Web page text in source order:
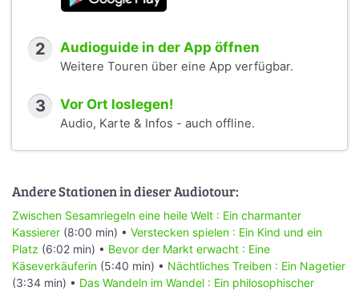
2 Audioguide in der App öffnen
Weitere Touren über eine App verfügbar.
3 Vor Ort loslegen!
Audio, Karte & Infos - auch offline.
Andere Stationen in dieser Audiotour:
Zwischen Sesamriegeln eine heile Welt : Ein charmanter
Kassierer (8:00 min) • Verstecken spielen : Ein Kind und ein
Platz (6:02 min) • Bevor der Markt erwacht : Eine
Käseverkäuferin (5:40 min) • Nächtliches Treiben : Ein Nagetier
(3:34 min) • Das Wandeln im Wandel : Ein philosophischer